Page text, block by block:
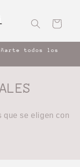
Carrito
todos los
que se eligen con